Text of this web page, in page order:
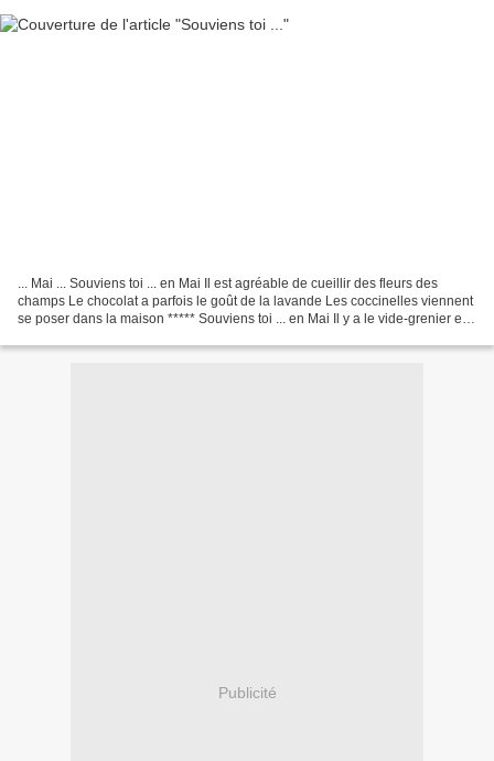
... Mai ... Souviens toi ... en Mai Il est agréable de cueillir des fleurs des
champs Le chocolat a parfois le goût de la lavande Les coccinelles viennent
se poser dans la maison ***** Souviens toi ... en Mai Il y a le vide-grenier et
Publicité